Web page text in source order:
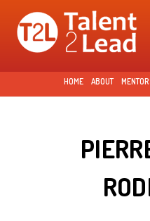
Skip to
main
content
HOME ABOUT